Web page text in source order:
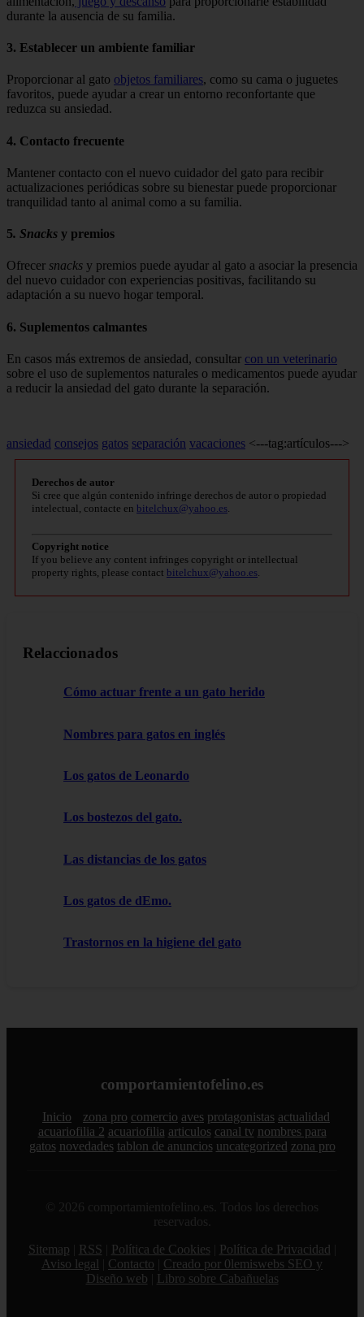
durante la ausencia de su familia.
3. Establecer un ambiente familiar
Proporcionar al gato objetos familiares, como su cama o juguetes
favoritos, puede ayudar a crear un entorno reconfortante que
reduzca su ansiedad.
4. Contacto frecuente
Mantener contacto con el nuevo cuidador del gato para recibir
actualizaciones periódicas sobre su bienestar puede proporcionar
tranquilidad tanto al animal como a su familia.
5. Snacks y premios
Ofrecer snacks y premios puede ayudar al gato a asociar la presencia
del nuevo cuidador con experiencias positivas, facilitando su
adaptación a su nuevo hogar temporal.
6. Suplementos calmantes
En casos más extremos de ansiedad, consultar con un veterinario
sobre el uso de suplementos naturales o medicamentos puede ayudar
a reducir la ansiedad del gato durante la separación.
ansiedad consejos gatos separación vacaciones <---tag:artículos--->
Derechos de autor
Si cree que algún contenido infringe derechos de autor o propiedad
intelectual, contacte en bitelchux@yahoo.es.
Copyright notice
If you believe any content infringes copyright or intellectual
property rights, please contact bitelchux@yahoo.es.
Relaccionados
Cómo actuar frente a un gato herido
Nombres para gatos en inglés
Los gatos de Leonardo
Los bostezos del gato.
Las distancias de los gatos
Los gatos de dEmo.
Trastornos en la higiene del gato
comportamientofelino.es
Inicio zona pro comercio aves protagonistas actualidad
acuariofilia 2 acuariofilia articulos canal tv nombres para
gatos novedades tablon de anuncios uncategorized zona pro
© 2026 comportamientofelino.es. Todos los derechos
reservados.
Sitemap
RSS Política de Cookies Política de Privacidad
Aviso legal
Contacto
Creado por 0lemiswebs SEO y
Diseño web
Libro sobre Cabañuelas